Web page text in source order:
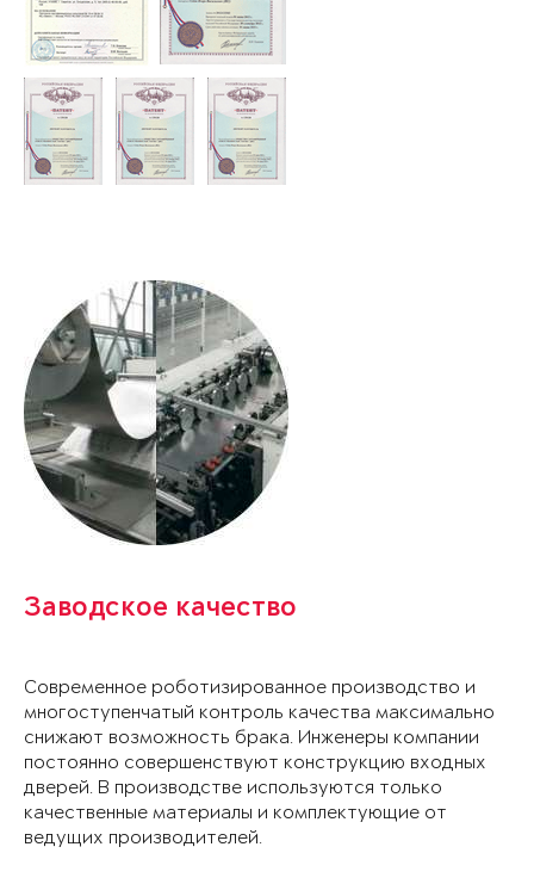
Заводское качество
Современное роботизированное производство и
многоступенчатый контроль качества максимально
снижают возможность брака. Инженеры компании
постоянно совершенствуют конструкцию входных
дверей. В производстве используются только
качественные материалы и комплектующие от
ведущих производителей.